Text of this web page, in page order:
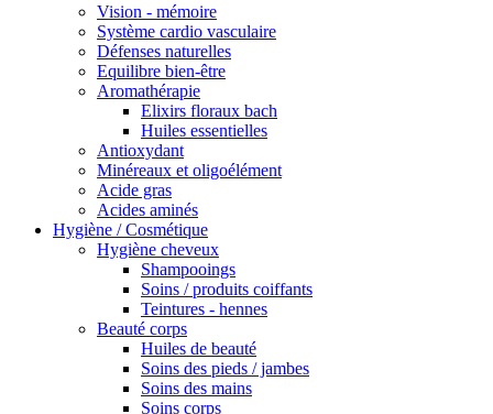
Vision - mémoire
Système cardio vasculaire
Défenses naturelles
Equilibre bien-être
Aromathérapie
Elixirs floraux bach
Huiles essentielles
Antioxydant
Minéreaux et oligoélément
Acide gras
Acides aminés
Hygiène / Cosmétique
Hygiène cheveux
Shampooings
Soins / produits coiffants
Teintures - hennes
Beauté corps
Huiles de beauté
Soins des pieds / jambes
Soins des mains
Soins corps